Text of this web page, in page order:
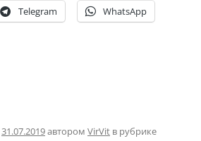
Telegram WhatsApp
31.07.2019автором VirVit в рубрике